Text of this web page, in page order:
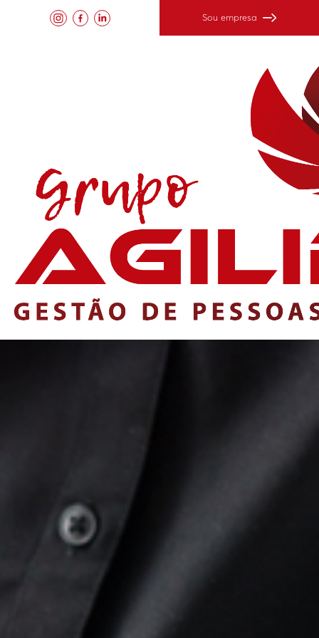
Sou empresa